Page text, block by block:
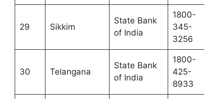
29 Sikkim
State Bank
of India
1800-
345-
3256
30 Telangana
State Bank
of India
1800-
425-
8933